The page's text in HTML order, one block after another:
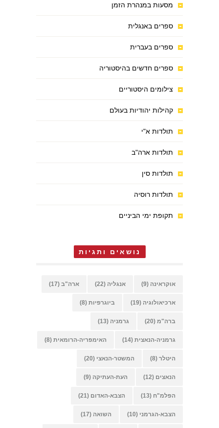
מסעות במנהרת הזמן
ספרים באנגלית
ספרים בעברית
ספרים חדשים בהיסטוריה
צילומים היסטוריים
קהילות יהודיות בעולם
תולדות א"י
תולדות ארה"ב
תולדות סין
תולדות רוסיה
תקופת ימי הביניים
נושאים ותגיות
אוקראינה (9) אנגליה (22) ארה"ב (17)
ארכיאולוגיה (19) ביוגרפיות (8)
ברה"מ (20) גרמניה (13)
גרמניה-הנאצית (14) האימפריה-הרומאית (8)
היטלר (8) המשטר-הנאצי (20)
הנאצים (12) העת-העתיקה (9)
הפלמ"ח (13) הצבא-האדום (21)
הצבא-הגרמני (10) השואה (17)